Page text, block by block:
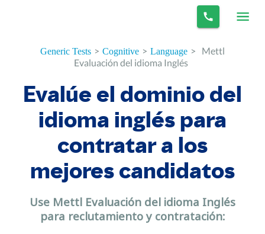
Generic Tests > Cognitive > Language >
Mettl
Evaluación del idioma Inglés
Evalúe el dominio del
idioma inglés para
contratar a los
mejores candidatos
Use Mettl Evaluación del idioma Inglés
para reclutamiento y contratación: